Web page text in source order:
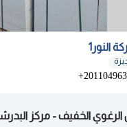
النور1
الخفيف - مركز